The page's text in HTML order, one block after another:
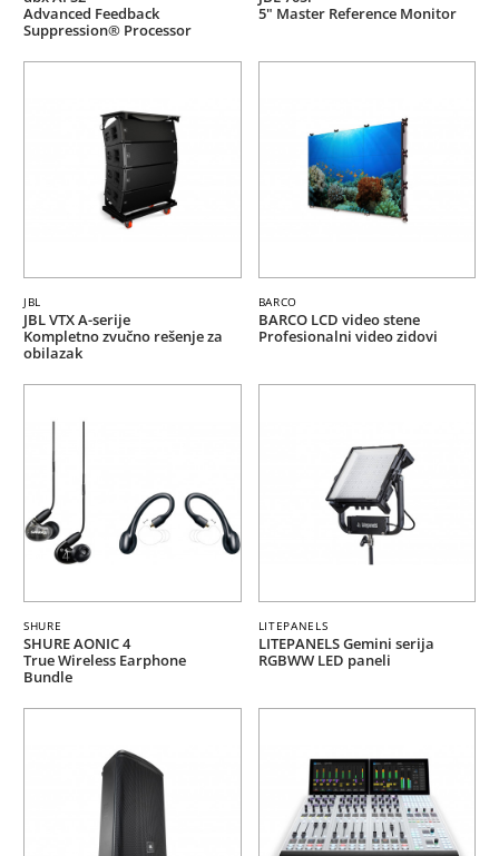
Advanced Feedback
Suppression® Processor
5" Master Reference Monitor
JBL
JBL VTX A-serije
Kompletno zvučno rešenje za
obilazak
BARCO
BARCO LCD video stene
Profesionalni video zidovi
SHURE
SHURE AONIC 4
True Wireless Earphone
Bundle
LITEPANELS
LITEPANELS Gemini serija
RGBWW LED paneli